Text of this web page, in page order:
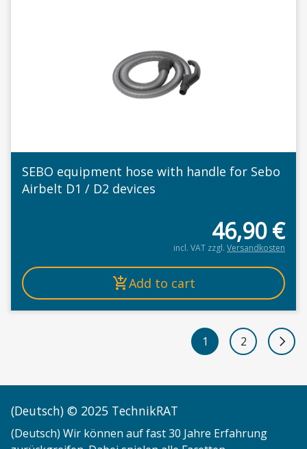
SEBO equipment hose with handle for Sebo
Airbelt D1 / D2 devices
46,90€
incl. VAT zzgl. Versandkosten
Add to cart
1 2 Next
(Deutsch) © 2025 TechnikRAT
(Deutsch) Wir können auf fast 30 Jahre Erfahrung